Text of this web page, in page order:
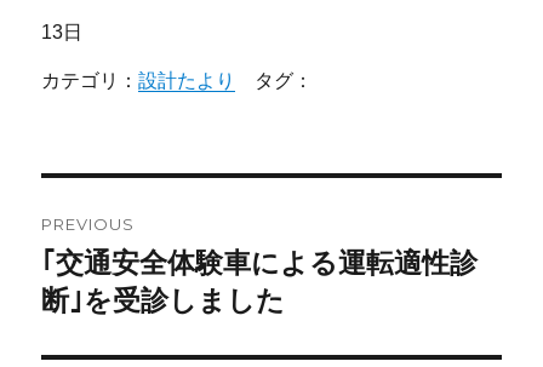
13日
カテゴリ：設計たより タグ：
稿
ナ
ビ
PREVIOUS
Previous
post:
｢交通安全体験車による運転適性診
断｣を受診しました